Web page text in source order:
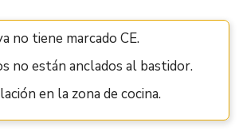
no tiene marcado CE.
no están anclados al bastidor.
en la zona de cocina.